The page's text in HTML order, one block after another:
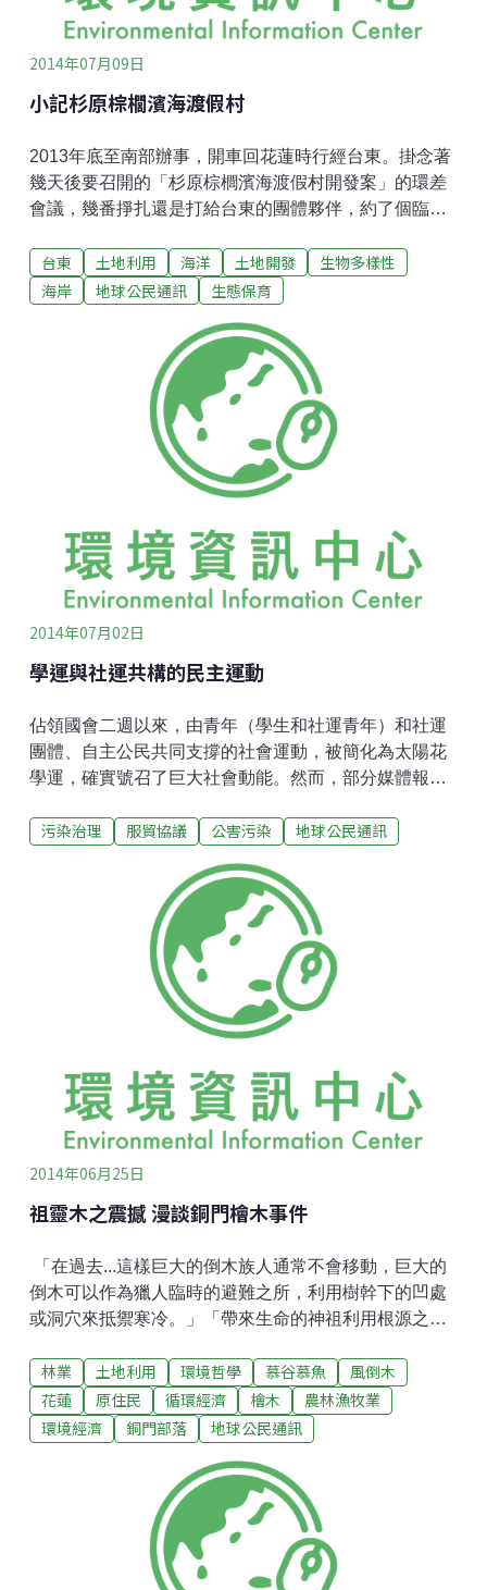
採取法讓政府得以設立土石資源區，換成政府來當業
者，以公共建設為名徵收土地進行開採
2014年07月09日
小記杉原棕櫚濱海渡假村
2013年底至南部辦事，開車回花蓮時行經台東。掛念著
幾天後要召開的「杉原棕櫚濱海渡假村開發案」的環差
會議，幾番掙扎還是打給台東的團體夥伴，約了個臨時
積），是都蘭灣及杉原灣內最大的渡假村，也是繼美麗
灣渡假村之後，第2件明顯違法的大型海岸開發。它在
施工行為，但為了快要過期的水保執照，業者竟先行施
作了水保工程。業者表示「環評通過，審水保；『水保
過了』，審環差；環差審不完...」，水保卻快過期，再
不動工就必須重新申請」行政程序拖了十多年，擔心沒
完沒了，才「忍不住」違法提前動工。雖可以理解其無
奈，然而因違法產生更冗長的程序及罰款，實在得不償
失。關注本案的力量主要延續自美麗灣。當時台東除了
有一位專職，其餘全是不支薪的志工，人力吃緊下，打
議題非常仰賴團體間的串
台東 土地利用 海洋 土地開發
生物多樣性
海岸
地球公民通訊 生態保育
2014年07月02日
學運與社運共構的民主運動
佔領國會二週以來，由青年（學生和社運青年）和社運
團體、自主公民共同支撐的社會運動，被簡化為太陽花
學運，確實號召了巨大社會動能。然而，部分媒體報導
個運動極大的扭曲，也不利於新一波民主運動的發展。
原本在環境、人權、勞動、性別、教育、藝文、政改等
社運業務，每天24小時輪班主持、安排演講與演出，在
警察攻堅、黑道恐嚇的壓力下，更要隨時應付各種可能
的情境。他們不僅為守護議場內學生而來，更是為守護
台灣民主、反服貿而來，社運團體長期堅守的價值，以
及為此價值竭盡所能展現的氣度，應該被社會看到。例
如：創造3月30日50萬民主黑潮的集會行動，從申請路
統，及至請廠商調度整合史無前例的—從凱道延伸到中
山南路的音響和LED電視牆，正是由這些社運伙伴在極
端緊迫的時間和人力下撐出來
污染治理 服貿協議 公害污染 地球公民通訊
2014年06月25日
祖靈木之震撼 漫談銅門檜木事件
「在過去...這樣巨大的倒木族人通常不會移動，巨大的
倒木可以作為獵人臨時的避難之所，利用樹幹下的凹處
或洞穴來抵禦寒冷。」「帶來生命的神祖利用根源之樹
些巨大古老的樹，靈界的神聖與莊嚴;當獵人看見森林裡
的大樹都會忍不住敬畏的說：『這樹呀....比我的祖輩還
古老，看見這樹我就想起那些在靈界觀視我們的祖先
們』。由此看來，因為歲月而累積的記憶與情感在人遇
見樹的那一刻將會全部湧現，那是一種無聲的感動與震
撼，是一種與大自然交流的形式。」~ 摘自東冬侯溫
（銅門部落青年）「談太魯閣族與樹的連結」一文2013
年底，銅門部落的太魯閣族人面臨了林務局以維護道路
安全為由，企圖將6株珍貴風倒木運離而引發的爭議，當
林業 土地利用 環境哲學 慕谷慕魚
風倒木
花蓮
原住民 循環經濟 檜木
農林漁牧業
環境經濟
銅門部落 地球公民通訊